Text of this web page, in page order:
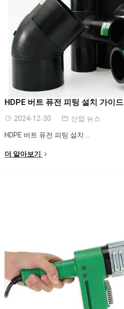
HDPE 버트 퓨전 피팅 설치 가이드
2024-12-30 산업 뉴스
HDPE 버트 퓨전 피팅 설치 ...
더 알아보기